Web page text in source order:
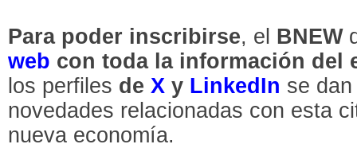
Para poder inscribirse, el BNEW
web con toda la información del
los perfiles de X y LinkedIn se
novedades relacionadas con esta
nueva economía.